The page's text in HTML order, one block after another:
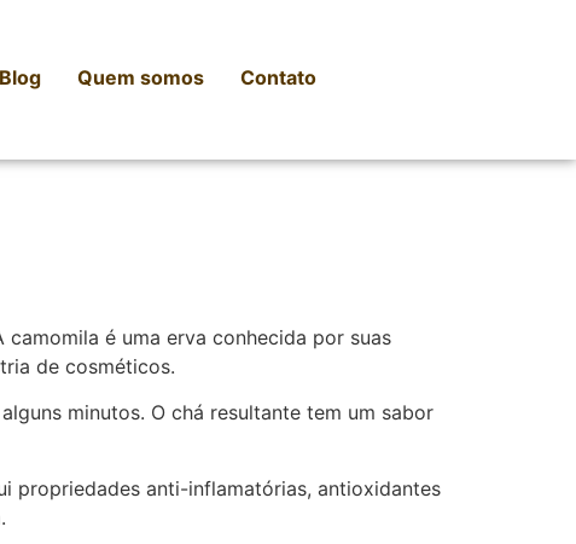
Blog Quem somos Contato
é uma erva conhecida por suas
de cosméticos.
minutos. O chá resultante tem um sabor
propriedades anti-inflamatórias, antioxidantes